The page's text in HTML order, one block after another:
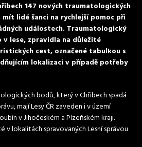
147 nových traumatologických
lidé šanci na rychlejší pomoc při
událostech. Traumatologický
lese, zpravidla na důležité
cest, označené tabulkou s
lokalizaci v případě potřeby
bodů, který v Chřibech spadá
mají Lesy ČR zaveden i v území
v Jihočeském a Plzeňském kraji.
v lokalitách spravovaných Lesní správou